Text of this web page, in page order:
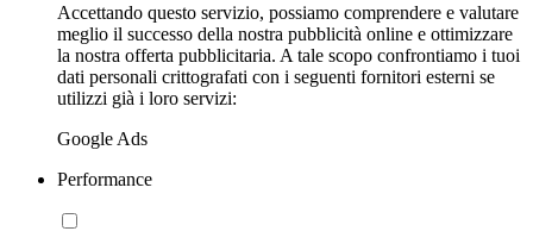
Accettando questo servizio, possiamo comprendere e valutare
meglio il successo della nostra pubblicità online e ottimizzare
la nostra offerta pubblicitaria. A tale scopo confrontiamo i tuoi
dati personali crittografati con i seguenti fornitori esterni se
utilizzi già i loro servizi:
Google Ads
Performance